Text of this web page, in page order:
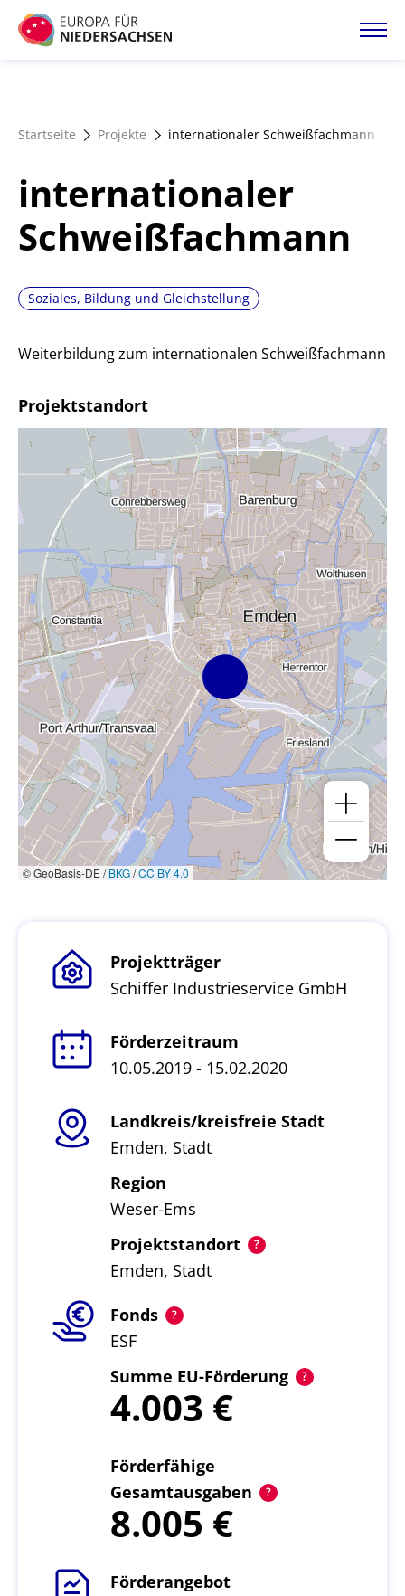
Direkt
zum
Förderangebote
Startseite Projekte internationaler Schweißfachmann
internationaler
Schweißfachmann
Soziales, Bildung und Gleichstellung
Weiterbildung zum internationalen Schweißfachmann
Projektstandort
© GeoBasis-DE /BKG/CC BY 4.0
Projektträger
Schiffer Industrieservice GmbH
Förderzeitraum
10.05.2019 - 15.02.2020
Landkreis/kreisfreie Stadt
Emden, Stadt
Region
Weser-Ems
Projektstandort
Emden, Stadt
Fonds
ESF
Summe EU-Förderung
4.003
Förderfähige
Gesamtausgaben
8.005
Förderangebot